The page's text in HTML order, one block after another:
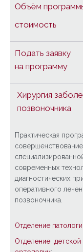
Объём
стоимость
Подать заявку
на программу
Хирургия
позвоночника
Практическая
современных
диагностических
оперативного
позвоночника.
Отделение
Отделение